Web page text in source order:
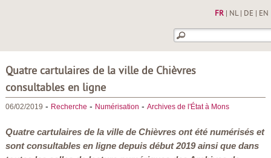
FR| NL| DE EN
Quatre cartulaires de la ville de Chièvres
consultables en ligne
06/02/2019 - Recherche - Numérisation - Archives de l'État à Mons
Quatre cartulaires de la ville de Chièvres ont été numérisés et
sont consultables en ligne depuis début 2019 ainsi que dans